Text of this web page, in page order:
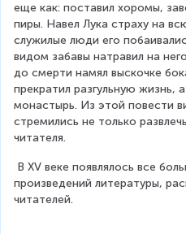
еще как: поставил хоромы,
пиры. Навел Лука страху на
служилые люди его
видом забавы натравил на
до смерти намял выскочке
прекратил разгульную жизнь,
монастырь. Из этой повести
стремились не только
читателя.
В XV веке появлялось все
произведений литературы,
читателей.